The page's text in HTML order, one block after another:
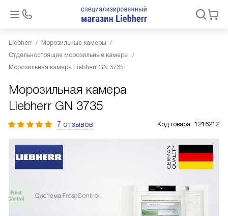
Liebherr
Морозильные камеры
Отдельностоящие морозильные камеры
Морозильная камера Liebherr GN 3735
Морозильная камера
Liebherr GN 3735
7 отзывов Код товара: 1216212